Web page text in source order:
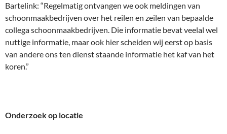
Bartelink: “Regelmatig ontvangen we ook meldingen van
schoonmaakbedrijven over het reilen en zeilen van bepaalde
collega schoonmaakbedrijven. Die informatie bevat veelal wel
nuttige informatie, maar ook hier scheiden wij eerst op basis
van andere ons ten dienst staande informatie het kaf van het
koren.”
Onderzoek op locatie